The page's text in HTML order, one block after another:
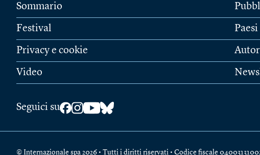
Sommario
Festival
Privacy e cookie
Video
Paesi
Seguici su
© Internazionale spa 2026 • Tutti i diritti riservati • Codice fiscale